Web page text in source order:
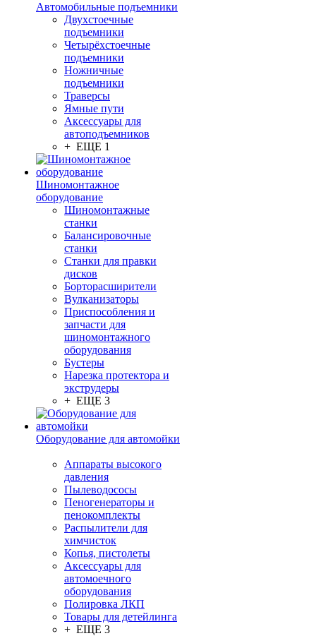
Автомобильные подъемники
Двухстоечные
подъемники
Четырёхстоечные
подъемники
Ножничные
подъемники
Траверсы
Ямные пути
Аксессуары для
автоподъемников
+ ЕЩЕ 1
Шиномонтажное
оборудование
Шиномонтажные
станки
Балансировочные
станки
Станки для правки
дисков
Борторасширители
Вулканизаторы
Приспособления и
запчасти для
шиномонтажного
оборудования
Бустеры
Нарезка протектора и
экструдеры
+ ЕЩЕ 3
Оборудование для автомойки
Аппараты высокого
давления
Пылеводососы
Пеногенераторы и
пенокомплекты
Распылители для
химчисток
Копья, пистолеты
Аксессуары для
автомоечного
оборудования
Полировка ЛКП
Товары для детейлинга
+ ЕЩЕ 3